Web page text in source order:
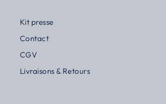
Kit presse
Contact
CGV
Livraisons & Retours